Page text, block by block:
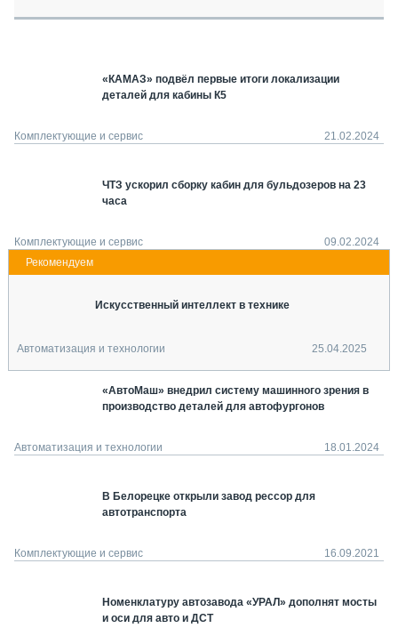
СТАТЬИ ПО КАТЕГОРИЯМ ТЕХНИКИ
«КАМАЗ» подвёл первые итоги локализации
деталей для кабины К5
Комплектующие и сервис 21.02.2024
ЧТЗ ускорил сборку кабин для бульдозеров на 23
часа
Комплектующие и сервис 09.02.2024
Искусственный интеллект в технике
Автоматизация и технологии 25.04.2025
«АвтоМаш» внедрил систему машинного зрения в
производство деталей для автофургонов
Автоматизация и технологии 18.01.2024
В Белорецке открыли завод рессор для
автотранспорта
Комплектующие и сервис 16.09.2021
Номенклатуру автозавода «УРАЛ» дополнят мосты
и оси для авто и ДСТ